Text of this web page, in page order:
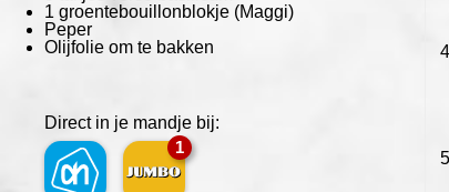
1 groentebouillonblokje (Maggi)
Peper
Olijfolie om te bakken
Direct in je mandje bij:
1